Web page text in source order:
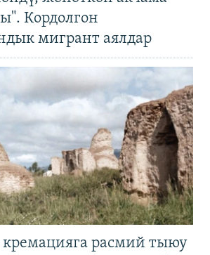
Кордолгон
мигрант аялдар
расмий тыюу